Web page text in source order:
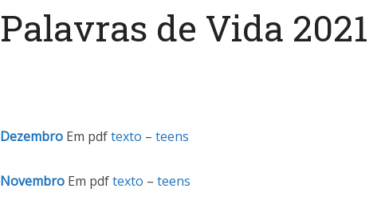
Palavras de Vida 2021
Dezembro Em pdftexto – teens
Novembro Em pdftexto – teens